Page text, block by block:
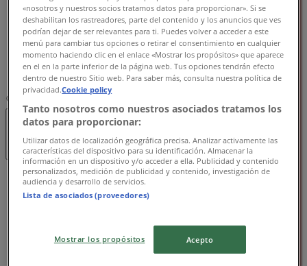
09:30 - 18:00
Fredag
09:30 - 18:00
Lørdag
09:30 - 15:00
ÅbenIndtil 18:00
Søndag
09:30 - 15:00
Tirsdag
«nosotros y nuestros socios tratamos datos para proporcionar». Si se
deshabilitan los rastreadores, parte del contenido y los anuncios que ves
podrían dejar de ser relevantes para ti. Puedes volver a acceder a este
menú para cambiar tus opciones o retirar el consentimiento en cualquier
momento haciendo clic en el enlace «Mostrar los propósitos» que aparece
en el en la parte inferior de la página web. Tus opciones tendrán efecto
dentro de nuestro Sitio web. Para saber más, consulta nuestra política de
privacidad.Cookie policy
Tanto nosotros como nuestros asociados tratamos los
datos para proporcionar:
Utilizar datos de localización geográfica precisa. Analizar activamente las
características del dispositivo para su identificación. Almacenar la
información en un dispositivo y/o acceder a ella. Publicidad y contenido
personalizados, medición de publicidad y contenido, investigación de
audiencia y desarrollo de servicios.
Lista de asociados (proveedores)
Mostrar los propósitos Acepto